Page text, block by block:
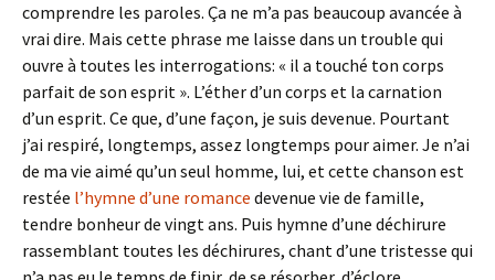
comprendre les paroles. Ça ne m’a pas beaucoup avancée à
vrai dire. Mais cette phrase me laisse dans un trouble qui
ouvre à toutes les interrogations: « il a touché ton corps
parfait de son esprit ». L’éther d’un corps et la carnation
d’un esprit. Ce que, d’une façon, je suis devenue. Pourtant
j’ai respiré, longtemps, assez longtemps pour aimer. Je n’ai
de ma vie aimé qu’un seul homme, lui, et cette chanson est
restée l’hymne d’une romance devenue vie de famille,
tendre bonheur de vingt ans. Puis hymne d’une déchirure
rassemblant toutes les déchirures, chant d’une tristesse qui